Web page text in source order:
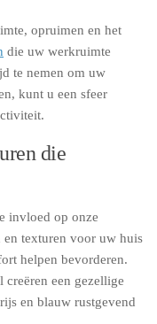
opruimen en het
die uw werkruimte
te nemen om uw
kunt u een sfeer
die
invloed op onze
en texturen voor uw huis
helpen bevorderen.
creëren een gezellige
en blauw rustgevend